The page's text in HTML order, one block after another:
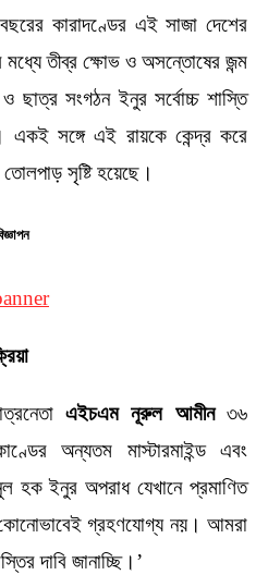
কারাদণ্ডের এই সাজা দেশের
মধ্যে তীব্র ক্ষোভ ও অসন্তোষের জন্ম
ছাত্র সংগঠন ইনুর সর্বোচ্চ শাস্তি
একই সঙ্গে এই রায়কে কেন্দ্র করে
সৃষ্টি হয়েছে।
এইচএম নূরুল আমীন৩৬
অন্যতম মাস্টারমাইন্ড এবং
হক ইনুর অপরাধ যেখানে প্রমাণিত
কোনোভাবেই গ্রহণযোগ্য নয়। আমরা
দাবি জানাচ্ছি।’